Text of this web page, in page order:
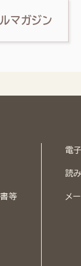
マガジン
等
電
読
メ